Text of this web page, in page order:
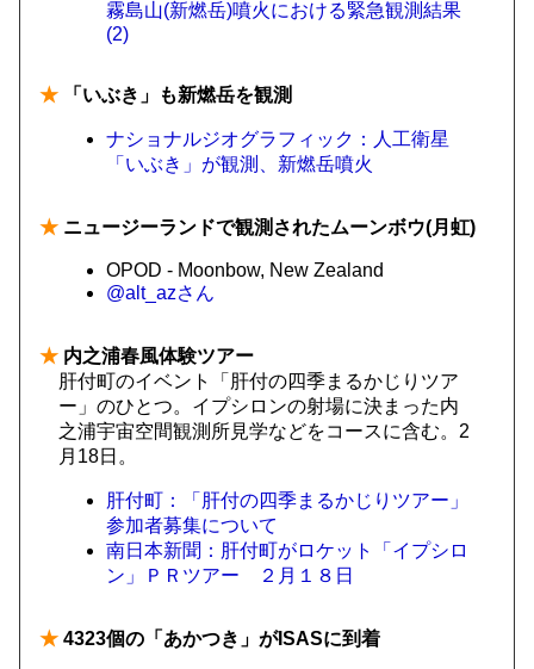
霧島山(新燃岳)噴火における緊急観測結果
(2)
★ 「いぶき」も新燃岳を観測
ナショナルジオグラフィック：人工衛星
「いぶき」が観測、新燃岳噴火
★ ニュージーランドで観測されたムーンボウ(月虹)
OPOD - Moonbow, New Zealand
@alt_azさん
★ 内之浦春風体験ツアー
肝付町のイベント「肝付の四季まるかじりツア
ー」のひとつ。イプシロンの射場に決まった内
之浦宇宙空間観測所見学などをコースに含む。2
月18日。
肝付町：「肝付の四季まるかじりツアー」
参加者募集について
南日本新聞：肝付町がロケット「イプシロ
ン」ＰＲツアー ２月１８日
★ 4323個の「あかつき」がISASに到着